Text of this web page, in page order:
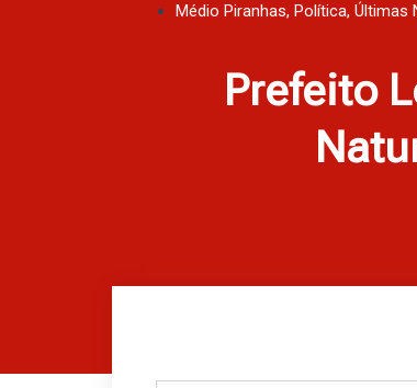
Médio Piranhas, Política, Últimas
Prefeito